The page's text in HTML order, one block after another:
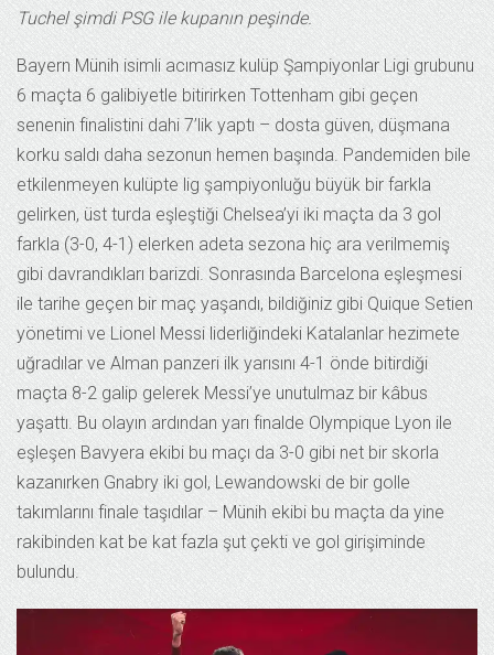
Tuchel şimdi PSG ile kupanın peşinde.
Bayern Münih isimli acımasız kulüp Şampiyonlar Ligi grubunu
6 maçta 6 galibiyetle bitirirken Tottenham gibi geçen
senenin finalistini dahi 7’lik yaptı – dosta güven, düşmana
korku saldı daha sezonun hemen başında. Pandemiden bile
etkilenmeyen kulüpte lig şampiyonluğu büyük bir farkla
gelirken, üst turda eşleştiği Chelsea’yi iki maçta da 3 gol
farkla (3-0, 4-1) elerken adeta sezona hiç ara verilmemiş
gibi davrandıkları barizdi. Sonrasında Barcelona eşleşmesi
ile tarihe geçen bir maç yaşandı, bildiğiniz gibi Quique Setien
yönetimi ve Lionel Messi liderliğindeki Katalanlar hezimete
uğradılar ve Alman panzeri ilk yarısını 4-1 önde bitirdiği
maçta 8-2 galip gelerek Messi’ye unutulmaz bir kâbus
yaşattı. Bu olayın ardından yarı finalde Olympique Lyon ile
eşleşen Bavyera ekibi bu maçı da 3-0 gibi net bir skorla
kazanırken Gnabry iki gol, Lewandowski de bir golle
takımlarını finale taşıdılar – Münih ekibi bu maçta da yine
rakibinden kat be kat fazla şut çekti ve gol girişiminde
bulundu.